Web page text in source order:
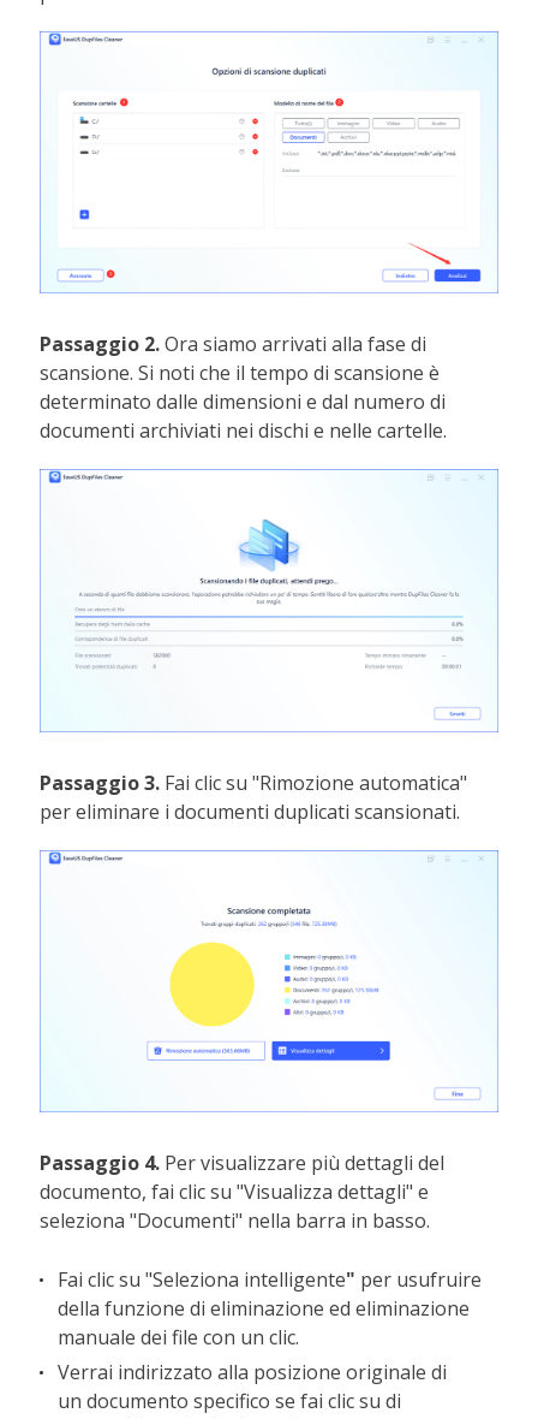
Passaggio 2.Ora siamo arrivati alla fase di
scansione. Si noti che il tempo di scansione è
determinato dalle dimensioni e dal numero di
documenti archiviati nei dischi e nelle cartelle.
Passaggio 3. Fai clic su "Rimozione automatica"
per eliminare i documenti duplicati scansionati.
Passaggio 4. Per visualizzare più dettagli del
documento, fai clic su "Visualizza dettagli" e
seleziona "Documenti" nella barra in basso.
Fai clic su "Seleziona intelligente" per usufruire
della funzione di eliminazione ed eliminazione
manuale dei file con un clic.
Verrai indirizzato alla posizione originale di
un documento specifico se fai clic su di